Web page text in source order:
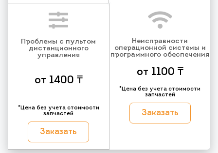
Проблемы с пультом
дистанционного
управления
от 1400 ₸
*Цена без учета стоимости
запчастей
Заказать
Неисправности
операционной системы и
программного обеспечения
от 1100 ₸
*Цена без учета стоимости
запчастей
Заказать